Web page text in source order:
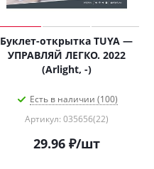
Буклет-открытка TUYA —
УПРАВЛЯЙ ЛЕГКО. 2022
(Arlight, -)
Есть в наличии (100)
Артикул: 035656(22)
29.96₽/шт